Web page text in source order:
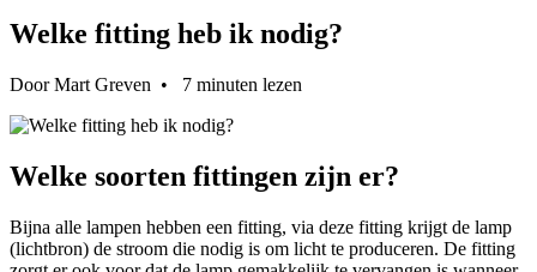
Welke fitting heb ik nodig?
Door Mart Greven • 7 minuten lezen
Welke soorten fittingen zijn er?
Bijna alle lampen hebben een fitting, via deze fitting krijgt de lamp
(lichtbron) de stroom die nodig is om licht te produceren. De fitting